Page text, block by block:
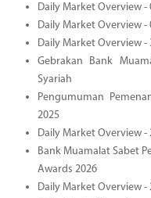
Daily Market Overview -
Daily Market Overview -
Daily Market Overview -
Gebrakan Bank
Syariah
Pengumuman
2025
Daily Market Overview -
Bank Muamalat Sabet
Awards 2026
Daily Market Overview -